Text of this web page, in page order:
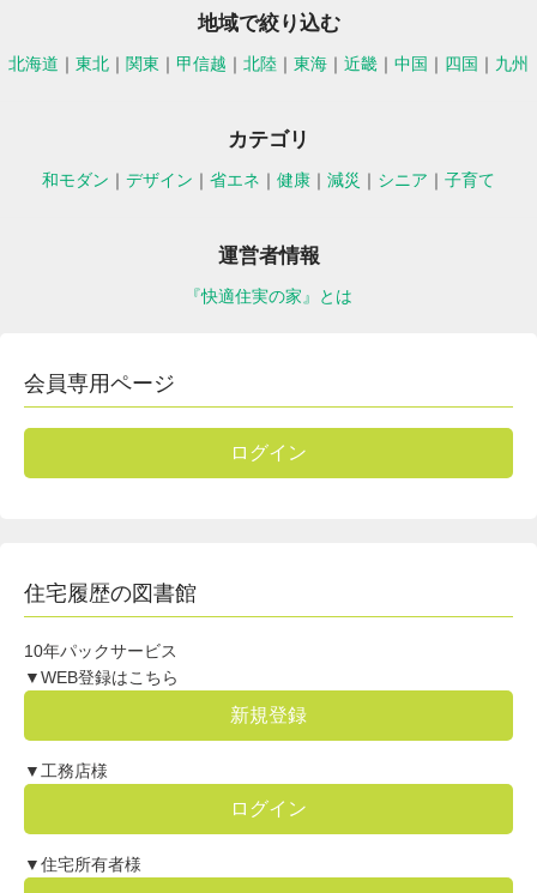
地域で絞り込む
北海道 ｜ 東北 ｜ 関東 ｜ 甲信越 ｜ 北陸 ｜ 東海 ｜ 近畿 ｜ 中国 ｜ 四国 ｜ 九州
カテゴリ
和モダン ｜ デザイン ｜ 省エネ ｜ 健康 ｜ 減災 ｜ シニア ｜ 子育て
運営者情報
『快適住実の家』とは
会員専用ページ
ログイン
住宅履歴の図書館
10年パックサービス
▼WEB登録はこちら
新規登録
▼工務店様
ログイン
▼住宅所有者様